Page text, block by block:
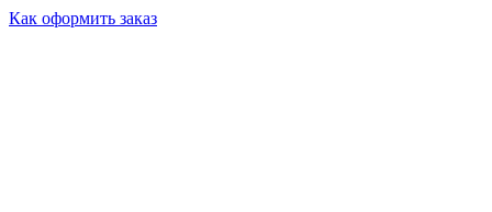
Как оформить заказ